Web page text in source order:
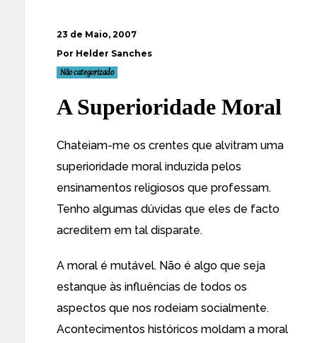
23 de Maio, 2007
Por Helder Sanches
Não categorizado
A Superioridade Moral
Chateiam-me os crentes que alvitram uma
superioridade moral induzida pelos
ensinamentos religiosos que professam.
Tenho algumas dúvidas que eles de facto
acreditem em tal disparate.
A moral é mutável. Não é algo que seja
estanque às influências de todos os
aspectos que nos rodeiam socialmente.
Acontecimentos históricos moldam a moral